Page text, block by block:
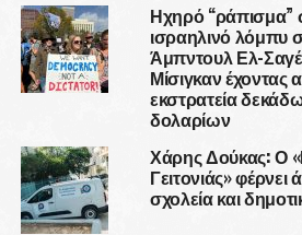
Ηχηρό “ράπισμα”
ισραηλινό λόμπυ
Άμπντουλ Ελ-
Μίσιγκαν έχοντας
εκστρατεία
δολαρίων
Χάρης Δούκας: Ο
Γειτονιάς» φέρνει
σχολεία και